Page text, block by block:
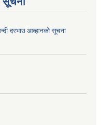
दरभाउ आव्हानको सूचना